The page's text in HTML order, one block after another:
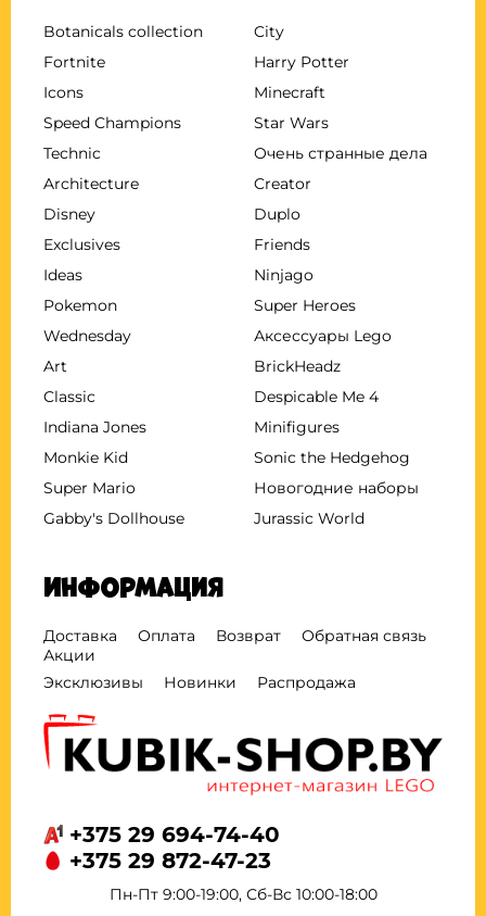
Botanicals collection
City
Fortnite
Harry Potter
Icons
Minecraft
Speed Champions
Star Wars
Technic
Очень странные дела
Architecture
Creator
Disney
Duplo
Exclusives
Friends
Ideas
Ninjago
Pokemon
Super Heroes
Wednesday
Аксессуары Lego
Art
BrickHeadz
Classic
Despicable Me 4
Indiana Jones
Minifigures
Monkie Kid
Sonic the Hedgehog
Super Mario
Новогодние наборы
Gabby's Dollhouse
Jurassic World
Информация
Доставка Оплата Возврат
Обратная связь
Акции
Эксклюзивы
Новинки Распродажа
+375 29 694-74-40
+375 29 872-47-23
Пн-Пт 9:00-19:00, Сб-Вс 10:00-18:00